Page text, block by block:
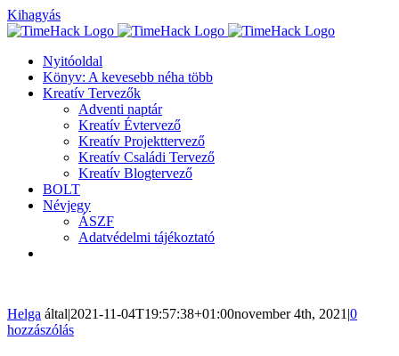
Kihagyás
Nyitóoldal
Könyv: A kevesebb néha több
Kreatív Tervezők
Adventi naptár
Kreatív Évtervező
Kreatív Projekttervező
Kreatív Családi Tervező
Kreatív Blogtervező
BOLT
Névjegy
ÁSZF
Adatvédelmi tájékoztató
Helga által|2021-11-04T19:57:38+01:00november 4th, 2021 |0
hozzászólás